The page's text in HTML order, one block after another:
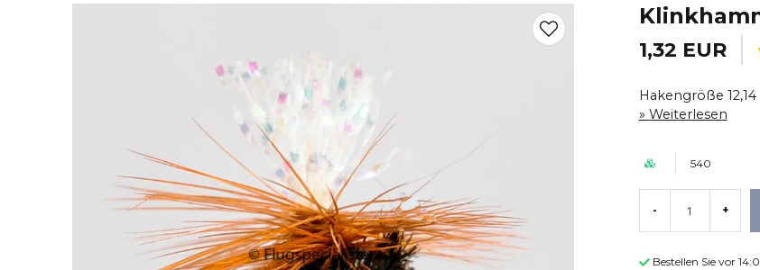
1,32 EUR
Hakengröße 12,14
Weiterlesen
540
- +
Bestellen Sie vor